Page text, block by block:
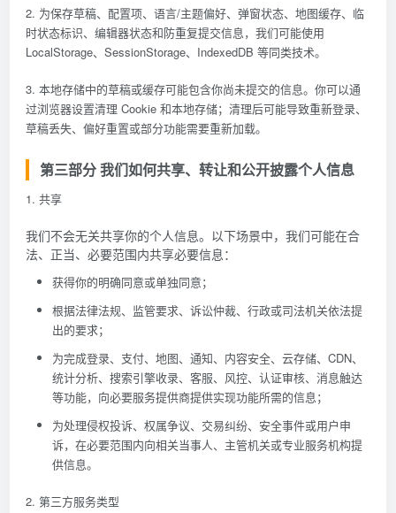
2. 为保存草稿、配置项、语言/主题偏好、弹窗状态、地图缓存、临
时状态标识、编辑器状态和防重复提交信息，我们可能使用
LocalStorage、SessionStorage、IndexedDB 等同类技术。
3. 本地存储中的草稿或缓存可能包含你尚未提交的信息。你可以通
过浏览器设置清理 Cookie 和本地存储；清理后可能导致重新登录、
草稿丢失、偏好重置或部分功能需要重新加载。
第三部分 我们如何共享、转让和公开披露个人信息
1. 共享
我们不会无关共享你的个人信息。以下场景中，我们可能在合
法、正当、必要范围内共享必要信息：
获得你的明确同意或单独同意；
根据法律法规、监管要求、诉讼仲裁、行政或司法机关依法提
出的要求；
为完成登录、支付、地图、通知、内容安全、云存储、CDN、
统计分析、搜索引擎收录、客服、风控、认证审核、消息触达
等功能，向必要服务提供商提供实现功能所需的信息；
为处理侵权投诉、权属争议、交易纠纷、安全事件或用户申
诉，在必要范围内向相关当事人、主管机关或专业服务机构提
供信息。
2. 第三方服务类型